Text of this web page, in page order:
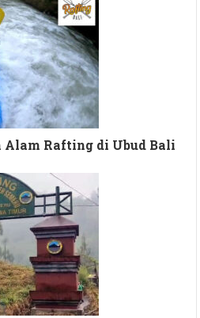
Alam Rafting di Ubud Bali